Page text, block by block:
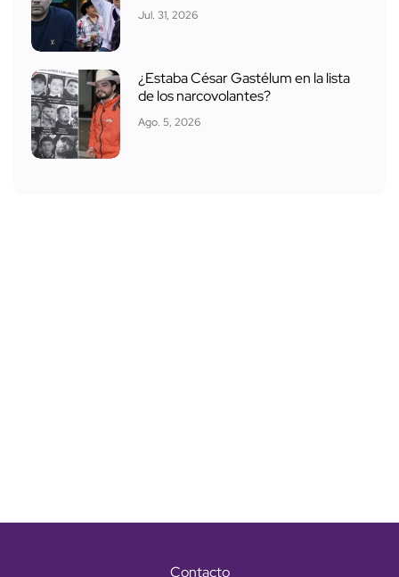
Jul. 31, 2026
¿Estaba César Gastélum en la lista
de los narcovolantes?
Ago. 5, 2026
Contacto